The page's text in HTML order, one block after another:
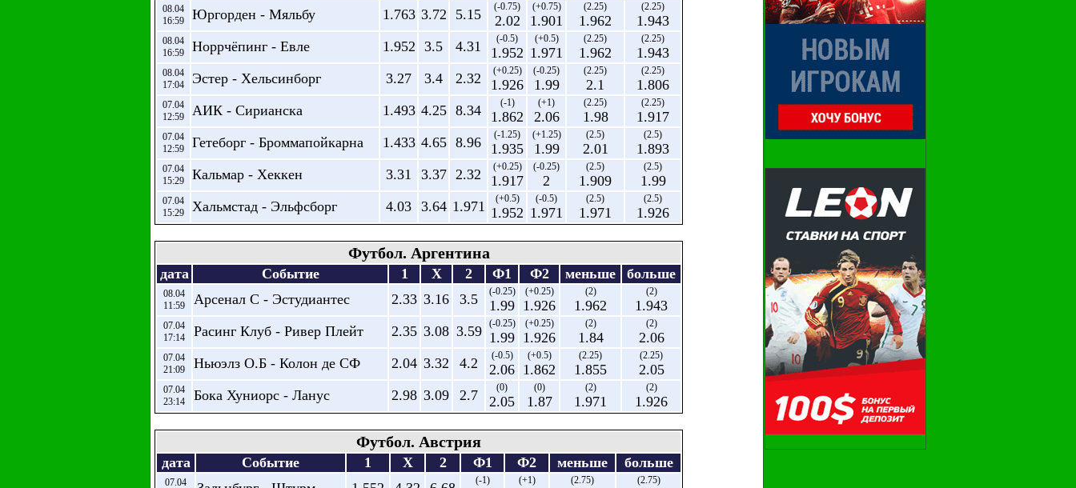
08.04
16:59
Юргорден - Мяльбу 1.763 3.72 5.15 (-0.75)
2.02
(+0.75)
1.901
(2.25)
1.962
(2.25)
1.943
08.04
16:59
Норрчёпинг - Евле 1.952 3.5 4.31 (-0.5)
1.952
(+0.5)
1.971
(2.25)
1.962
(2.25)
1.943
08.04
17:04
Эстер - Хельсинборг 3.27 3.4 2.32 (+0.25)
1.926
(-0.25)
1.99
(2.25)
2.1
(2.25)
1.806
07.04
12:59
АИК - Сирианска 1.493 4.25 8.34 (-1)
1.862
(+1)
2.06
(2.25)
1.98
(2.25)
1.917
07.04
12:59
Гетеборг - Броммапойкарна 1.433 4.65 8.96 (-1.25)
1.935
(+1.25)
1.99
(2.5)
2.01
(2.5)
1.893
07.04
15:29
Кальмар - Хеккен 3.31 3.37 2.32 (+0.25)
1.917
(-0.25)
2
(2.5)
1.909
(2.5)
1.99
07.04
15:29
Хальмстад - Эльфсборг 4.03 3.64 1.971 (+0.5)
1.952
(-0.5)
1.971
(2.5)
1.971
(2.5)
1.926
Футбол. Аргентина
дата Событие 1 X 2 Ф1 Ф2 меньше больше
08.04
11:59
Арсенал С - Эстудиантес 2.33 3.16 3.5 (-0.25)
1.99
(+0.25)
1.926
(2)
1.962
(2)
1.943
07.04
17:14
Расинг Клуб - Ривер Плейт 2.35 3.08 3.59 (-0.25)
1.99
(+0.25)
1.926
(2)
1.84
(2)
2.06
07.04
21:09
Ньюэлз О.Б - Колон де СФ 2.04 3.32 4.2 (-0.5)
2.06
(+0.5)
1.862
(2.25)
1.855
(2.25)
2.05
07.04
23:14
Бока Хуниорс - Ланус 2.98 3.09 2.7 (0)
2.05
(0)
1.87
(2)
1.971
(2)
1.926
Футбол. Австрия
дата Событие 1 X 2 Ф1 Ф2 меньше больше
07.04 (-1) (+1) (2.75) (2.75)